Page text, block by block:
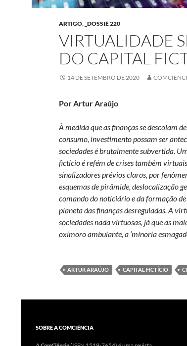
ARTIGO, _DOSSIÊ 220
VIRTUALIDADE
DO CAPITAL
14 DE SETEMBRO DE 2020
Por Artur Araújo
À medida que as finanças se descolam
consumo, investimento possam ser
sociedades é brutalmente subvertida.
fictício é refém de crises também
sinalizadores prévios claros, por
esquemas de pirâmide, deslocalização
comando do noticiário e da formação
planeta das finanças desreguladas. A
sociedades nada virtuosas, já que as
oxímoro ambulante, a ‘minoria
ARTUR ARAÚJO CAPITAL FICTÍCIO
SOBRE A COMCIÊNCIA